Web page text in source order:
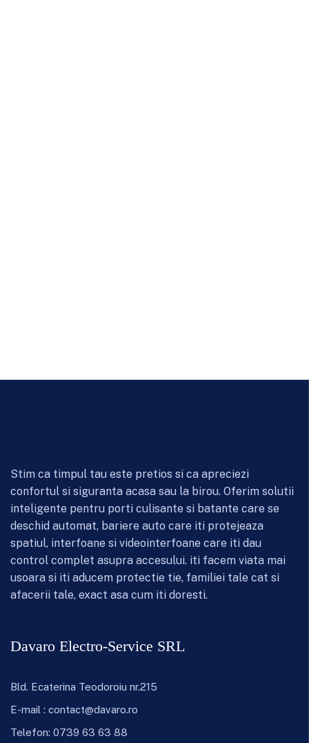
Stim ca timpul tau este pretios si ca apreciezi
confortul si siguranta acasa sau la birou. Oferim solutii
inteligente pentru porti culisante si batante care se
deschid automat, bariere auto care iti protejeaza
spatiul, interfoane si videointerfoane care iti dau
control complet asupra accesului. iti facem viata mai
usoara si iti aducem protectie tie, familiei tale cat si
afacerii tale, exact asa cum iti doresti.
Davaro Electro-Service SRL
Bld. Ecaterina Teodoroiu nr.215
E-mail : contact@davaro.ro
Telefon: 0739 63 63 88